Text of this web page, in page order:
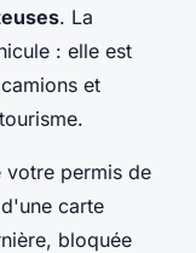
. La
: elle est
et
votre permis de
carte
bloquée